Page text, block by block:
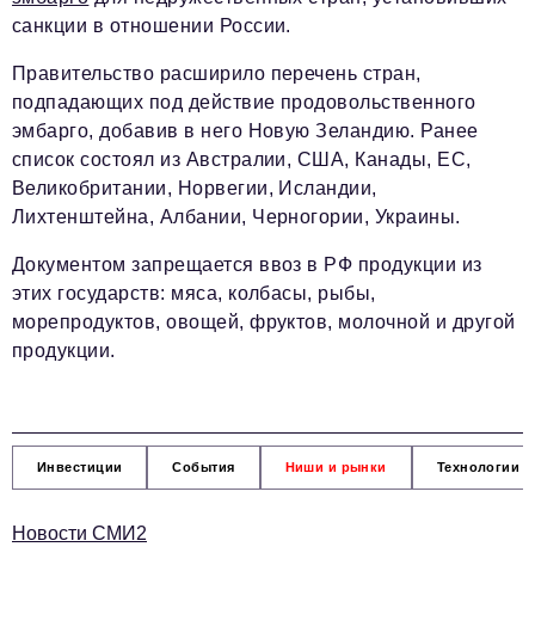
санкции в отношении России.
Правительство расширило перечень стран,
подпадающих под действие продовольственного
эмбарго, добавив в него Новую Зеландию. Ранее
список состоял из Австралии, США, Канады, ЕС,
Великобритании, Норвегии, Исландии,
Лихтенштейна, Албании, Черногории, Украины.
Документом запрещается ввоз в РФ продукции из
этих государств: мяса, колбасы, рыбы,
морепродуктов, овощей, фруктов, молочной и другой
продукции.
Инвестиции События Ниши и рынки Технологии
Новости СМИ2